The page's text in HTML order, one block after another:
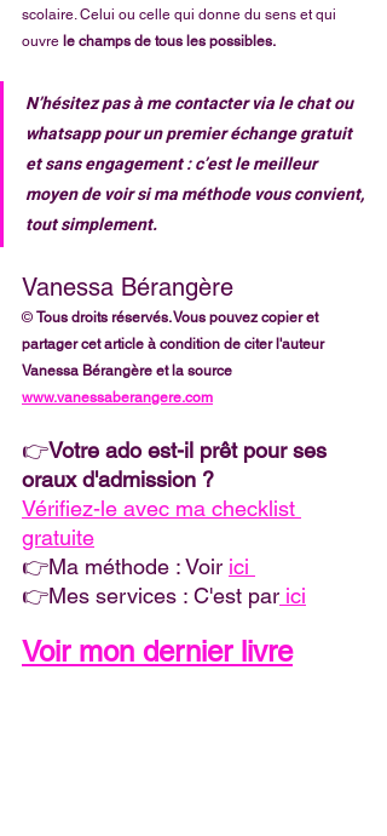
scolaire. Celui ou celle qui donne du sens et qui
ouvre le champs de tous les possibles.
N’hésitez pas à me contacter via le chat ou
whatsapp pour un premier échange gratuit
et sans engagement : c’est le meilleur
moyen de voir si ma méthode vous convient,
tout simplement.
Vanessa Bérangère
© Tous droits réservés. Vous pouvez copier et
partager cet article à condition de citer l'auteur
Vanessa Bérangère et la source
www.vanessaberangere.com
👉Votre ado est-il prêt pour ses
oraux d'admission ?
Vérifiez-le avec ma checklist
gratuite
👉Ma méthode : Voir ici
👉Mes services : C'est par ici
Voir mon dernier livre